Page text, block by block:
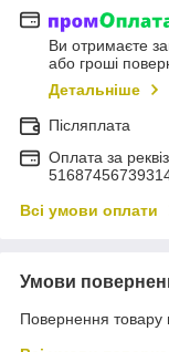
Ви отримаєте
або гроші
Детальніше
Післяплата
Оплата за
Всі умови оплати
Умови
Повернення товару